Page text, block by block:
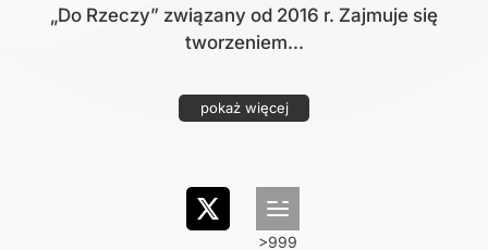
„Do Rzeczy” związany od 2016 r. Zajmuje się
tworzeniem...
pokaż więcej